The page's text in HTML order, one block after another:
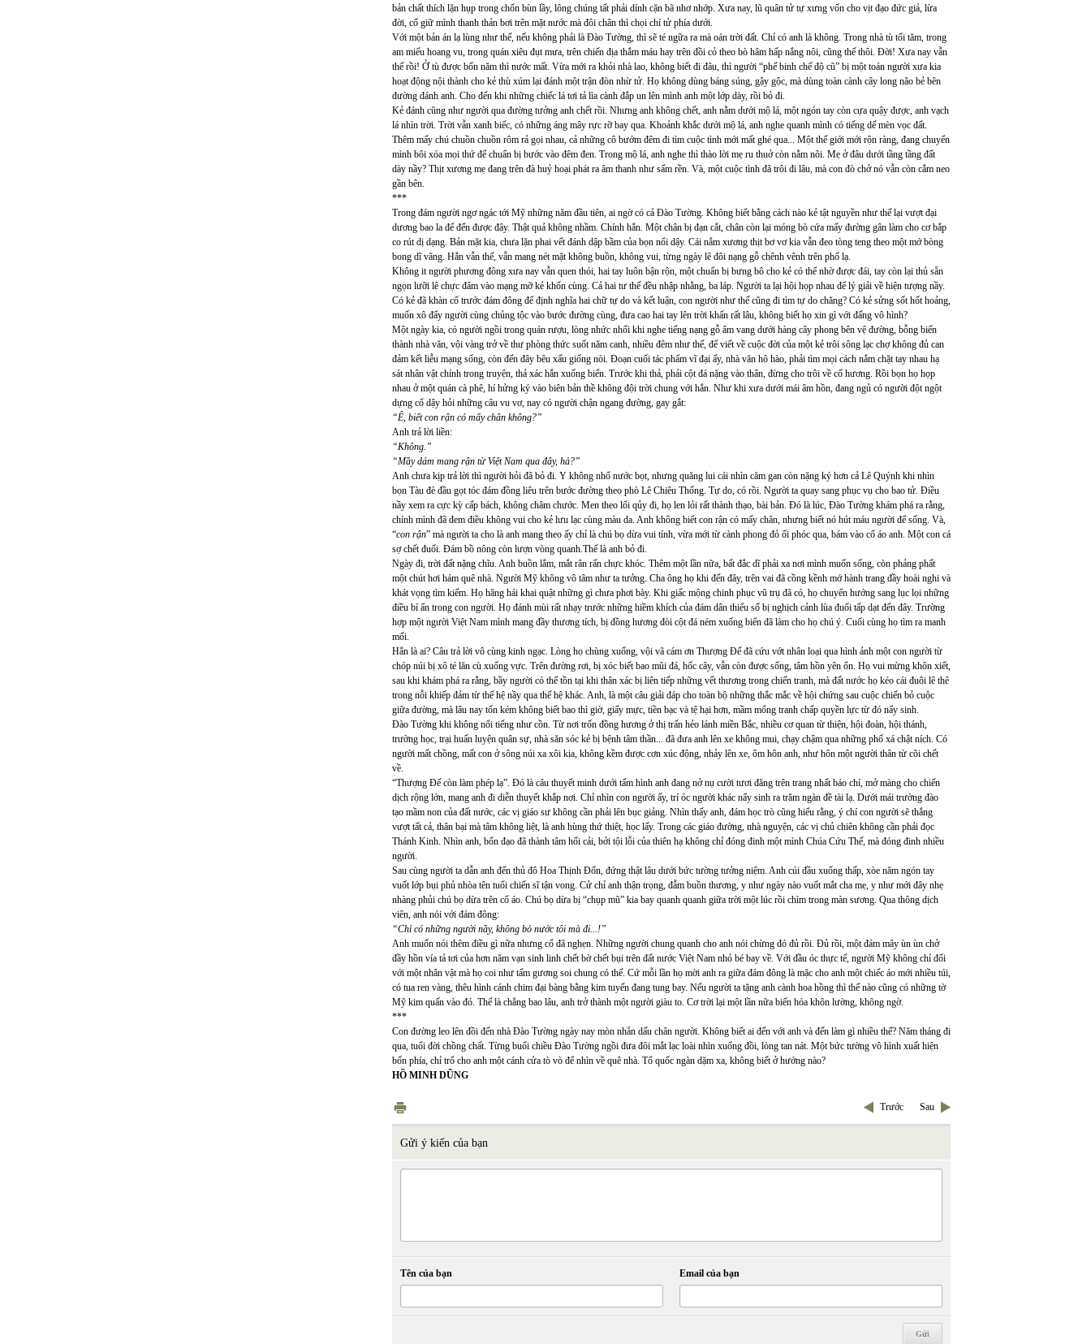
bản chất thích lặn hụp trong chốn bùn lầy, lông chúng tất phải dính cặn bã nhơ nhớp. Xưa nay, lũ quân tử tự xưng vốn cho vịt đạo đức giả, lừa
đời, cố giữ mình thanh thản bơi trên mặt nước mà đôi chân thì chọi chí tử phía dưới.
Với một bản án lạ lùng như thế, nếu không phải là Đào Tường, thì sẽ té ngữa ra mà oán trời đất. Chỉ có anh là không. Trong nhà tù tối tăm, trong
am miếu hoang vu, trong quán xiêu đụt mưa, trên chiến địa thắm máu hay trên đồi cỏ theo bò hâm hấp nắng nôi, cũng thế thôi. Đời! Xưa nay vẫn
thế rồi! Ở tù được bốn năm thì nước mất. Vừa mới ra khỏi nhà lao, không biết đi đâu, thì người “phế binh chế độ cũ” bị một toán người xưa kia
hoạt động nội thành cho kẻ thù xúm lại đánh một trận đòn nhừ tử. Họ không dùng báng súng, gậy gộc, mà dùng toàn cành cây long não bẻ bên
đường đánh anh. Cho đến khi những chiếc lá tơi tả lìa cành đắp un lên mình anh một lớp dày, rồi bỏ đi.
Kẻ đánh cũng như người qua đường tưởng anh chết rồi. Nhưng anh không chết, anh nằm dưới mộ lá, một ngón tay còn cựa quậy được, anh vạch
lá nhìn trời. Trời vẫn xanh biếc, có những áng mây rực rỡ bay qua. Khoảnh khắc dưới mộ lá, anh nghe quanh mình có tiếng dế mèn vọc đất.
Thêm mấy chú chuồn chuồn rôm rả gọi nhau, cả những cô bướm đêm đi tìm cuộc tình mới mất ghé qua... Một thế giới mới rộn ràng, đang chuyển
mình bôi xóa mọi thứ để chuẩn bị bước vào đêm đen. Trong mộ lá, anh nghe thì thào lời mẹ ru thuở còn nằm nôi. Mẹ ở đâu dưới tầng tầng đất
dày nầy? Thịt xương mẹ đang trên đà huỷ hoại phát ra âm thanh như sấm rền. Và, một cuộc tình đã trôi đi lâu, mà con đò chở nó vẫn còn cắm neo
gần bên.
***
Trong đám người ngơ ngác tới Mỹ những năm đầu tiên, ai ngờ có cả Đào Tường. Không biết bằng cách nào kẻ tật nguyền như thế lại vượt đại
dương bao la để đến được đây. Thật quả không nhầm. Chính hắn. Một chân bị đạn cắt, chân còn lại móng bò cứa mấy đường gân làm cho cơ bắp
co rút dị dạng. Bản mặt kia, chưa lặn phai vết đánh dập bầm của bọn nổi dậy. Cái nắm xương thịt bơ vơ kia vẫn đeo tòng teng theo một mớ bòng
bong dĩ vãng. Hắn vẫn thế, vẫn mang nét mặt không buồn, không vui, từng ngày lê đôi nạng gỗ chênh vênh trên phố lạ.
Không it người phương đông xưa nay vẫn quen thói, hai tay luôn bận rộn, một chuẩn bị bưng bô cho kẻ có thể nhờ được đái, tay còn lại thủ sẵn
ngọn lưỡi lê chực đâm vào mạng mỡ kẻ khốn cùng. Cả hai tư thế đều nhập nhằng, ba láp. Người ta lại hội họp nhau để lý giải về hiện tượng nầy.
Có kẻ đã khàn cổ trước đám đông để định nghĩa hai chữ tự do và kết luận, con người như thế cũng đi tìm tự do chăng? Có kẻ sửng sốt hốt hoảng,
muốn xô đẩy người cùng chủng tộc vào bước đường cùng, đưa cao hai tay lên trời khấn rất lâu, không biết họ xin gì với đấng vô hình?
Một ngày kia, có người ngồi trong quán rượu, lòng nhức nhối khi nghe tiếng nạng gỗ âm vang dưới hàng cây phong bên vệ đường, bỗng biến
thành nhà văn, vội vàng trở về thư phòng thức suốt năm canh, nhiều đêm như thế, để viết về cuộc đời của một kẻ trôi sông lạc chợ không đủ can
đảm kết liễu mạng sống, còn đến đây bêu xấu giống nòi. Đoạn cuối tác phẩm vĩ đại ấy, nhà văn hô hào, phải tìm mọi cách nắm chặt tay nhau hạ
sát nhân vật chính trong truyện, thả xác hắn xuống biển. Trước khi thả, phải cột đá nặng vào thân, đừng cho trôi về cố hương. Rồi bọn họ họp
nhau ở một quán cà phê, hí hửng ký vào biên bản thề không đội trời chung với hắn. Như khi xưa dưới mái âm hồn, đang ngủ có người đột ngột
dựng cổ dậy hỏi những câu vu vơ, nay có người chận ngang đường, gay gắt:
“Ê, biết con rận có mấy chân không?”
Anh trả lời liền:
“Không.”
“Mầy dám mang rận từ Việt Nam qua đây, hả?”
Anh chưa kịp trả lời thì người hỏi đã bỏ đi. Y không nhổ nước bọt, nhưng quăng lui cái nhìn căm gan còn nặng ký hơn cả Lê Quýnh khi nhìn
bọn Tàu đè đầu gọt tóc đám đồng liêu trên bước đường theo phò Lê Chiêu Thống. Tự do, có rồi. Người ta quay sang phục vụ cho bao tử. Điều
nầy xem ra cực kỳ cấp bách, không châm chước. Men theo lối qủy đi, họ len lỏi rất thành thạo, bài bản. Đó là lúc, Đào Tường khám phá ra rằng,
chính mình đã đem điều không vui cho kẻ lưu lạc cùng màu da. Anh không biết con rận có mấy chân, nhưng biết nó hút máu người để sống. Và,
“con rận” mà người ta cho là anh mang theo ấy chỉ là chú bọ dừa vui tính, vừa mới từ cành phong đỏ ối phóc qua, bám vào cổ áo anh. Một con cá
sợ chết đuối. Đám bồ nông còn lượn vòng quanh.Thế là anh bỏ đi.
Ngày đi, trời đất nặng chĩu. Anh buồn lắm, mắt rân rấn chực khóc. Thêm một lần nữa, bất đắc dĩ phải xa nơi mình muốn sống, còn phảng phất
một chút hơi hám quê nhà. Người Mỹ không vô tâm như ta tưởng. Cha ông họ khi đến đây, trên vai đã cồng kềnh mớ hành trang đầy hoài nghi và
khát vọng tìm kiếm. Họ hăng hái khai quật những gì chưa phơi bày. Khi giấc mộng chinh phục vũ trụ đã có, họ chuyển hướng sang lục lọi những
điều bí ẩn trong con người. Họ đánh mùi rất nhạy trước những hiềm khích của đám dân thiểu số bị nghịch cảnh lùa đuổi tấp dạt đến đây. Trường
hợp một người Việt Nam mình mang đầy thương tích, bị đồng hương đòi cột đá ném xuống biển đã làm cho họ chú ý. Cuối cùng họ tìm ra manh
mối.
Hắn là ai? Câu trả lời vô cùng kinh ngạc. Lòng họ chùng xuống, vội vã cám ơn Thượng Đế đã cứu vớt nhân loại qua hình ảnh một con người từ
chóp núi bị xô té lăn cù xuống vực. Trên đường rơi, bị xóc biết bao mũi đá, hốc cây, vẫn còn được sống, tâm hồn yên ổn. Họ vui mừng khôn xiết,
sau khi khám phá ra rằng, bầy người có thể tồn tại khi thân xác bị liên tiếp những vết thương trong chiến tranh, mà đất nước họ kéo cái đuôi lê thê
trong nỗi khiếp đảm từ thế hệ nầy qua thế hệ khác. Anh, là một câu giải đáp cho toàn bộ những thắc mắc về hội chứng sau cuộc chiến bỏ cuộc
giữa đường, mà lâu nay tốn kém không biết bao thì giờ, giấy mực, tiền bạc và tệ hại hơn, mầm mống tranh chấp quyền lực từ đó nẩy sinh.
Đào Tường khi không nổi tiếng như cồn. Từ nơi trốn đồng hương ở thị trấn hẻo lánh miền Bắc, nhiều cơ quan từ thiện, hội đoàn, hội thánh,
trường học, trại huấn luyện quân sự, nhà săn sóc kẻ bị bệnh tâm thần... đã đưa anh lên xe không mui, chạy chậm qua những phố xá chật ních. Có
người mất chồng, mất con ở sông núi xa xôi kia, không kềm được cơn xúc động, nhảy lên xe, ôm hôn anh, như hôn một người thân từ cõi chết
về.
“Thượng Đế còn làm phép lạ”. Đó là câu thuyết minh dưới tấm hình anh đang nở nụ cười tươi đăng trên trang nhất báo chí, mở màng cho chiến
dịch rộng lớn, mang anh đi diễn thuyết khắp nơi. Chỉ nhìn con người ấy, trí óc người khác nẩy sinh ra trăm ngàn đề tài lạ. Dưới mái trường đào
tạo mầm non của đất nước, các vị giáo sư không cần phải lên bục giảng. Nhìn thấy anh, đám học trò cũng hiểu rằng, ý chí con người sẽ thắng
vượt tất cả, thân bại mà tâm không liệt, là anh hùng thứ thiệt, học lấy. Trong các giáo đường, nhà nguyện, các vị chủ chiên không cần phải đọc
Thánh Kinh. Nhìn anh, bổn đạo đã thành tâm hối cải, bởi tội lỗi của thiên hạ không chỉ đóng đinh một mình Chúa Cứu Thế, mà đóng đinh nhiều
người.
Sau cùng người ta dẫn anh đến thủ đô Hoa Thịnh Đốn, đứng thật lâu dưới bức tường tưởng niệm. Anh cúi đầu xuống thấp, xòe năm ngón tay
vuốt lớp bụi phủ nhòa tên tuổi chiến sĩ tận vong. Cử chỉ anh thận trọng, đẫm buồn thương, y như ngày nào vuốt mắt cha mẹ, y như mới đây nhẹ
nhàng phủi chú bọ dừa trên cổ áo. Chú bọ dừa bị “chụp mũ” kia bay quanh quanh giữa trời một lúc rồi chìm trong màn sương. Qua thông dịch
viên, anh nói với đám đông:
“Chỉ có những người nầy, không bỏ nước tôi mà đi...!”
Anh muốn nói thêm điều gì nữa nhưng cổ đã nghẹn. Những người chung quanh cho anh nói chừng đó đủ rồi. Đủ rồi, một đám mây ùn ùn chở
đầy hồn vía tả tơi của hơn năm vạn sinh linh chết bờ chết bụi trên đất nước Việt Nam nhỏ bé bay về. Với đầu óc thực tế, người Mỹ không chỉ đối
với một nhân vật mà họ coi như tấm gương soi chung có thế. Cứ mỗi lần họ mời anh ra giữa đám đông là mặc cho anh một chiếc áo mới nhiều túi,
có tua ren vàng, thêu hình cánh chim đại bàng bằng kim tuyến đang tung bay. Nếu người ta tặng anh cành hoa hồng thì thế nào cũng có những tờ
Mỹ kim quấn vào đó. Thế là chẳng bao lâu, anh trở thành một người giàu to. Cơ trời lại một lần nữa biến hóa khôn lường, không ngờ.
***
Con đường leo lên đồi đến nhà Đào Tường ngày nay mòn nhẵn dấu chân người. Không biết ai đến với anh và đến làm gì nhiều thế? Năm tháng đi
qua, tuổi đời chồng chất. Từng buổi chiều Đào Tường ngồi đưa đôi mắt lạc loài nhìn xuống đồi, lòng tan nát. Một bức tường vô hình xuất hiện
bốn phía, chỉ trổ cho anh một cánh cửa tò vò để nhìn về quê nhà. Tổ quốc ngàn dặm xa, không biết ở hướng nào?
HỒ MINH DŨNG
Trước Sau
Gửi ý kiến của bạn
Tên của bạn Email của bạn